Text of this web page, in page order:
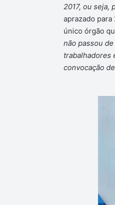
2017, ou seja,
aprazado
único órgão
não passou
trabalhadores
convocação